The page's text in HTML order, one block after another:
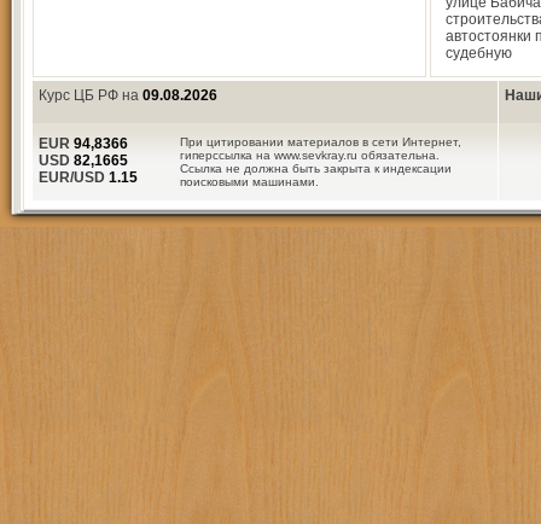
автостоянки
судебную
Курс ЦБ РФ на 09.08.2026
При цитировании материалов в сети Интернет,
гиперссылка на www.sevkray.ru обязательна.
Ссылка не должна быть закрыта к индексации
поисковыми машинами.
EUR 94,8366
USD 82,1665
EUR/USD 1.15